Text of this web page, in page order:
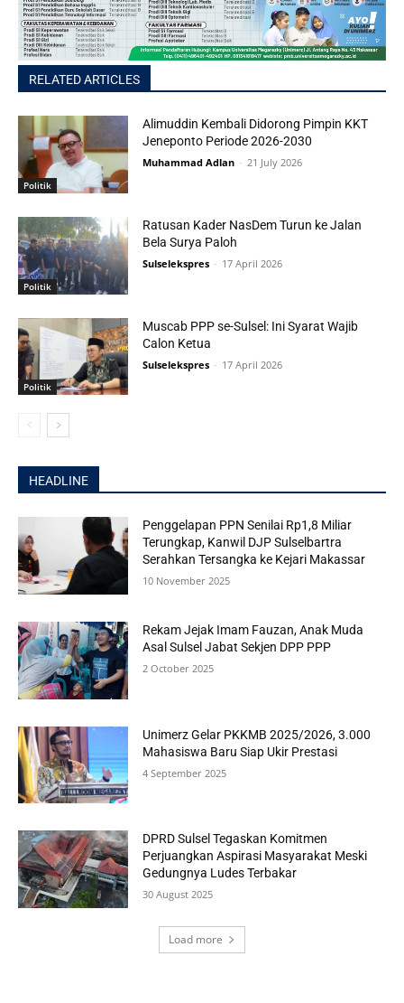
RELATED ARTICLES
Politik
Alimuddin Kembali Didorong Pimpin KKT
Jeneponto Periode 2026-2030
Muhammad Adlan - 21 July 2026
Politik
Ratusan Kader NasDem Turun ke Jalan
Bela Surya Paloh
Sulselekspres - 17 April 2026
Politik
Muscab PPP se-Sulsel: Ini Syarat Wajib
Calon Ketua
Sulselekspres - 17 April 2026
HEADLINE
Penggelapan PPN Senilai Rp1,8 Miliar
Terungkap, Kanwil DJP Sulselbartra
Serahkan Tersangka ke Kejari Makassar
10 November 2025
Rekam Jejak Imam Fauzan, Anak Muda
Asal Sulsel Jabat Sekjen DPP PPP
2 October 2025
Unimerz Gelar PKKMB 2025/2026, 3.000
Mahasiswa Baru Siap Ukir Prestasi
4 September 2025
DPRD Sulsel Tegaskan Komitmen
Perjuangkan Aspirasi Masyarakat Meski
Gedungnya Ludes Terbakar
30 August 2025
Load more